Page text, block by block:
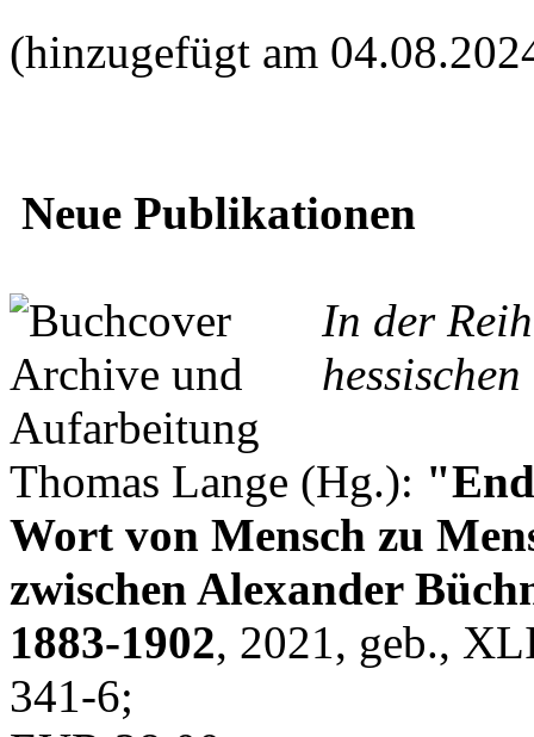
(hinzugefügt am
Neue Publikationen
In der
Thomas Lange (Hg.):
Wort von Mensch zu
zwischen Alexander
1883-1902, 2021, geb.,
341-6;